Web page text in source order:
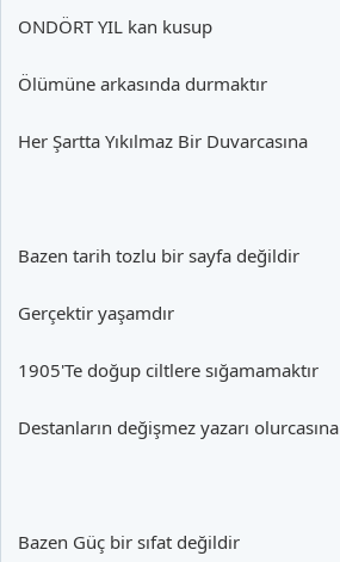
ONDÖRT YIL kan kusup
Ölümüne arkasında durmaktır
Her Şartta Yıkılmaz Bir Duvarcasına
Bazen tarih tozlu bir sayfa değildir
Gerçektir yaşamdır
1905'Te doğup ciltlere sığamamaktır
Destanların değişmez yazarı olurcasına
Bazen Güç bir sıfat değildir